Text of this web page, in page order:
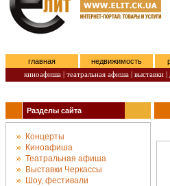
главная недвижимость
киноафиша | театральная афиша | выставки |
Разделы сайта
Концерты
Киноафиша
Театральная афиша
Выставки Черкассы
Шоу, фестивали